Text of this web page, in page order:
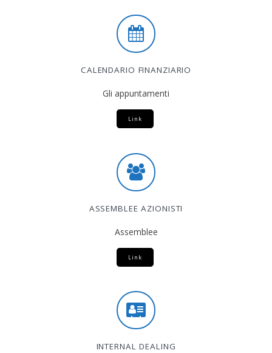
CALENDARIO FINANZIARIO
Gli appuntamenti
Link
ASSEMBLEE AZIONISTI
Assemblee
Link
INTERNAL DEALING